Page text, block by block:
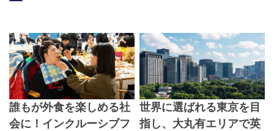
誰もが外食を楽しめる社
会に！インクルーシブフ
世界に選ばれる東京を目
指し、大丸有エリアで英